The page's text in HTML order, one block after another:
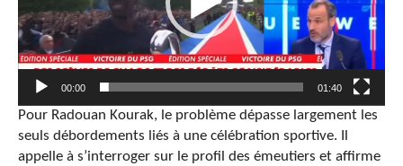
00:00 01:40
Pour Radouan Kourak, le problème dépasse largement les
seuls débordements liés à une célébration sportive. Il
appelle à s’interroger sur le profil des émeutiers et affirme